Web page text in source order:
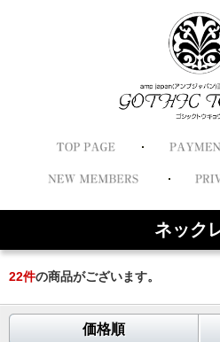
ネック
22件の商品がございます。
価格順